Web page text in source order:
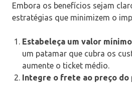
Embora os benefícios sejam
estratégias que minimizem o
Estabeleça um valor
um patamar que cubra os
aumente o ticket médio.
Integre o frete ao preço do